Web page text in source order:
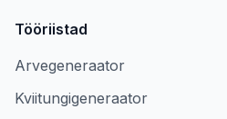
Tööriistad
Arvegeneraator
Kviitungigeneraator